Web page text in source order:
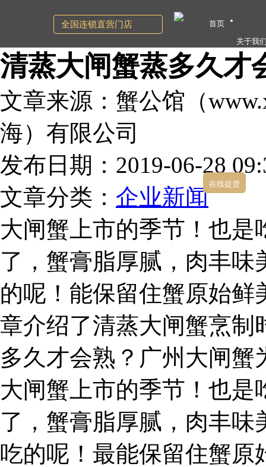
清蒸大闸蟹蒸多久才
文章来源：蟹公馆（
海）有限公司
发布日期：2019-06-28
文章分类： 企业新闻
大闸蟹上市的季节！也
了，蟹膏脂厚腻，肉丰
的呢！能保留住蟹原始
章介绍了清蒸大闸蟹烹制
多久才会熟？广州大闸蟹
大闸蟹上市的季节！也
了，蟹膏脂厚腻，肉丰
吃的呢！最能保留住蟹原
全国连锁直营门店
首页
关于我
在线提货